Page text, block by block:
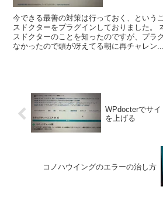
今できる最善の対策は行っておく、という
スドクターをプラグインしておりました。
スドクターのことを知ったのですが、プラ
なかったので頭が冴えてる朝に再チャレン...
WPdocterでサ
を上げる
コノハウイングのエラーの治し方